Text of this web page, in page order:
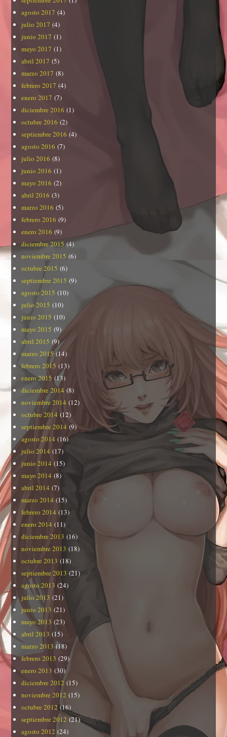
agosto 2017 (4)
julio 2017 (4)
junio 2017 (1)
mayo 2017 (1)
abril 2017 (5)
marzo 2017 (8)
febrero 2017 (4)
enero 2017 (7)
diciembre 2016 (1)
octubre 2016 (2)
septiembre 2016 (4)
agosto 2016 (7)
julio 2016 (8)
junio 2016 (1)
mayo 2016 (2)
abril 2016 (3)
marzo 2016 (5)
febrero 2016 (9)
enero 2016 (9)
diciembre 2015 (4)
noviembre 2015 (6)
octubre 2015 (6)
septiembre 2015 (9)
agosto 2015 (10)
julio 2015 (10)
junio 2015 (10)
mayo 2015 (9)
abril 2015 (9)
marzo 2015(14)
febrero 2015 (13)
enero 2015 (13)
diciembre 2014 (8)
noviembre 2014 (12)
octubre 2014 (12)
septiembre 2014 (9)
agosto 2014 (16)
julio 2014 (17)
junio 2014 (15)
mayo 2014 (8)
abril 2014 (7)
marzo 2014 (15)
febrero 2014 (13)
enero 2014 (11)
diciembre 2013 (16)
noviembre 2013 (18)
octubre 2013 (18)
septiembre 2013 (21)
agosto 2013 (24)
julio 2013 (21)
junio 2013 (21)
mayo 2013 (23)
abril 2013 (15)
marzo 2013 (18)
febrero 2013 (29)
enero 2013 (30)
diciembre 2012 (15)
noviembre 2012 (15)
octubre 2012(16)
septiembre 2012 (21)
agosto 2012 (24)